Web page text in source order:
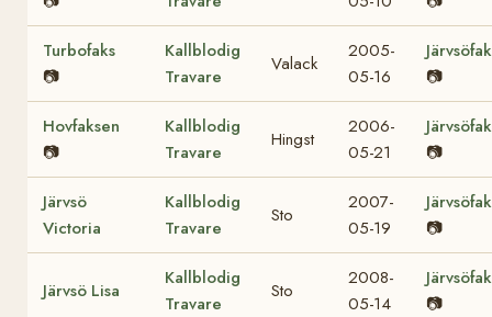
Turbofaks
📷
Kallblodig
Travare
Valack
2005-
05-16
📷
Hovfaksen
📷
Kallblodig
Travare
Hingst
2006-
05-21
📷
Järvsö
Victoria
Kallblodig
Travare
Sto
2007-
05-19
📷
Järvsö Lisa
Kallblodig
Travare
Sto
2008-
05-14
📷